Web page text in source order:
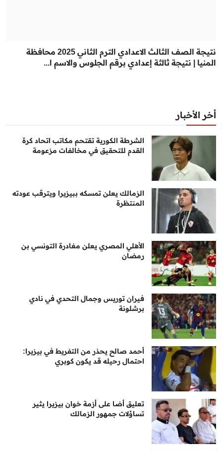
نتيجة الصف الثالث الاعدادي الترم الثاني 2025 محافظة
المنيا | نتيجة ثالثة إعدادي برقم الجلوس والاسم ا...
أخر الأخبار
الشرطة الكورية تقتحم مكاتب اتحاد كرة
القدم للتحقيق في مخالفات مزعومة
الزمالك يعلن تمسكه ببيزيرا ويترقب عودته
المنتظرة
الأهلي المصري يعلن مغادرة التونسي بن
رمضان
فيران توريس وجمال التحدي في نادي
برشلونة
أحمد صالح يحذر من التفريط في بيزيرا:
احتمال رحيله قد يكون كوبري
تعليق أضا على أزمة خوان بيزيرا يثير
تساؤلات جمهور الزمالك